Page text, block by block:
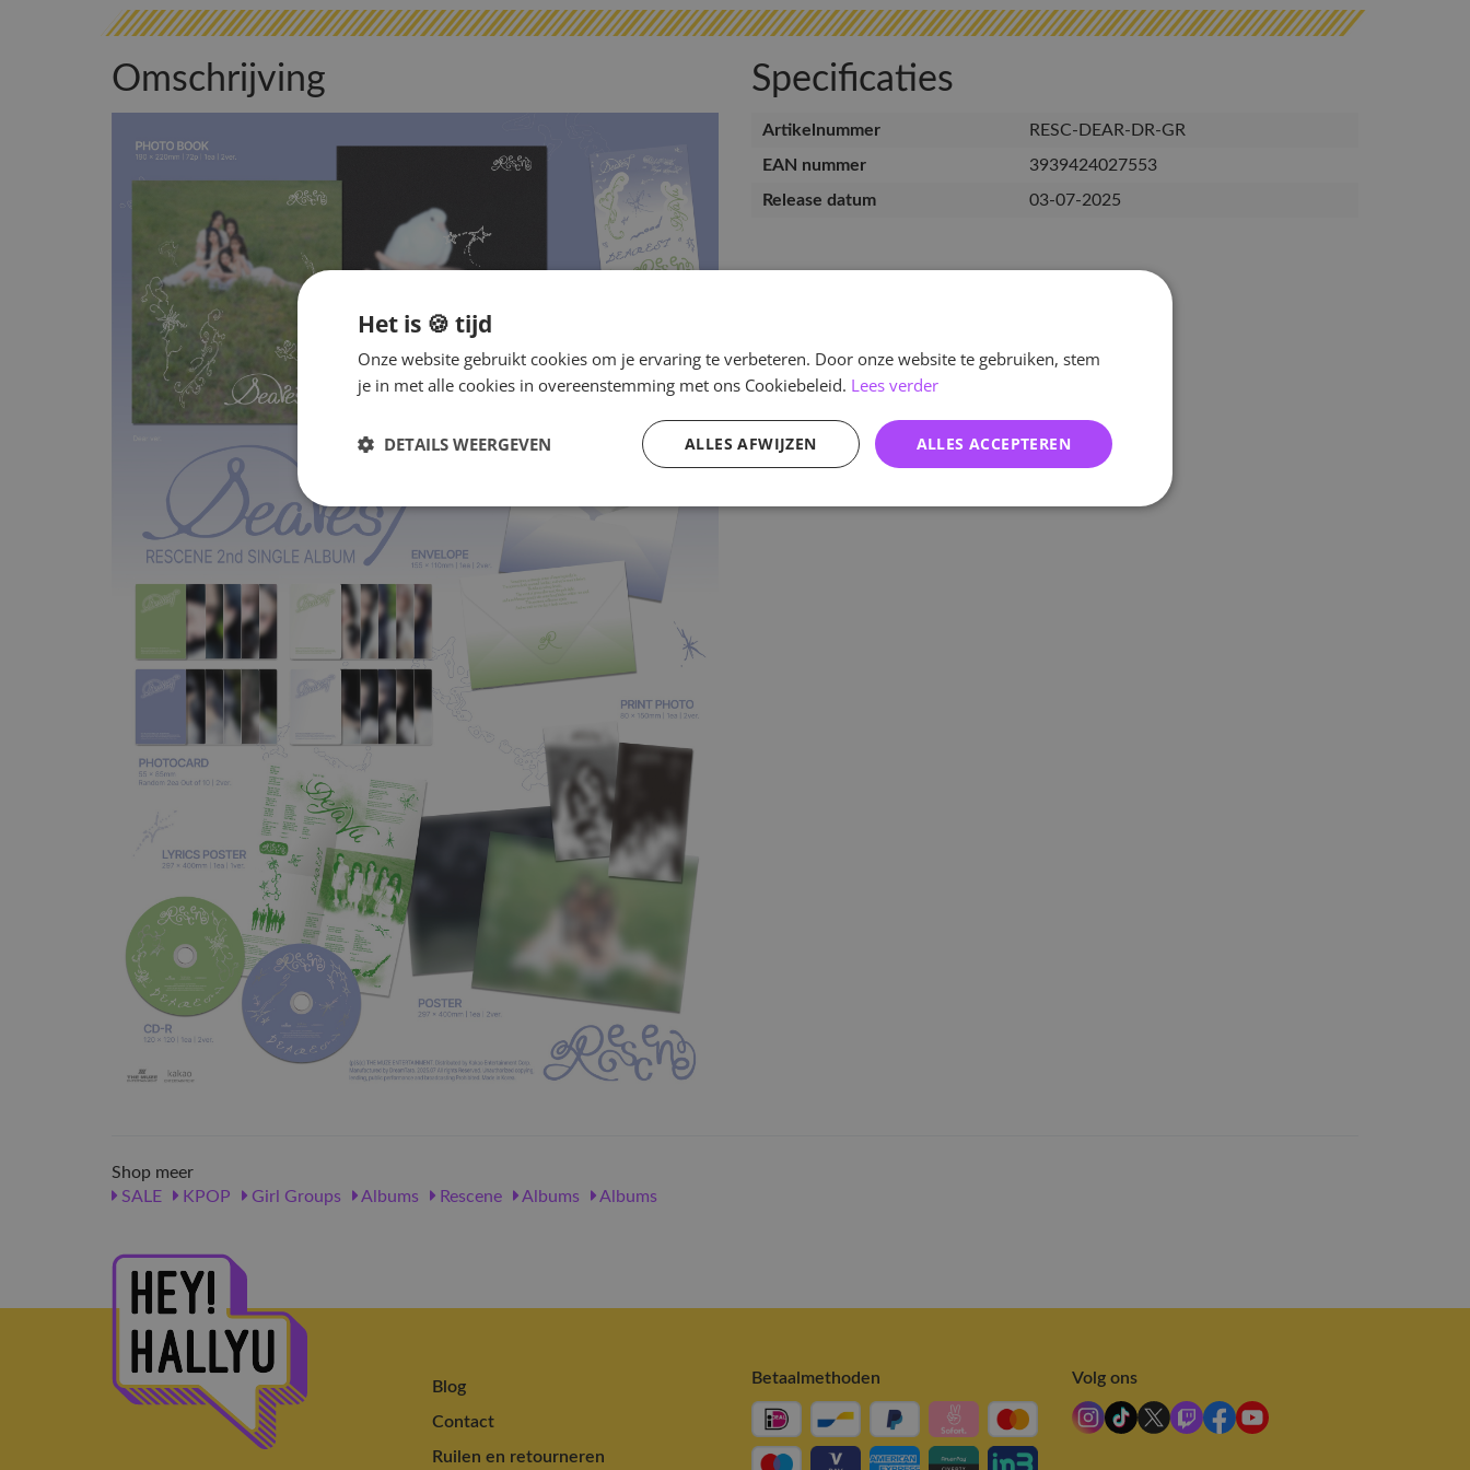
Omschrijving Specificaties
Artikelnummer
RESC-DEAR-DR-GR
EAN nummer
3939424027553
Release datum
03-07-2025
Shop meer
SALE
KPOP Girl Groups Albums Rescene Albums Albums
Blog
Contact
Ruilen en retourneren
Betaalmethoden Volg ons
Het is 🍪 tijd
Onze website gebruikt cookies om je ervaring te verbeteren. Door onze website te gebruiken, stem
je in met alle cookies in overeenstemming met ons Cookiebeleid. Lees verder
ALLES ACCEPTEREN
ALLES AFWIJZEN
DETAILS WEERGEVEN